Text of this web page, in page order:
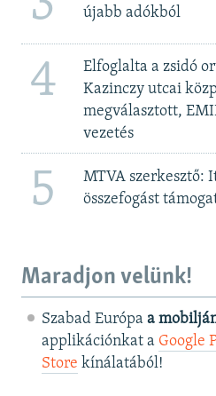
újabb adókból
4
Elfoglalta a zsidó
Kazinczy utcai
megválasztott,
vezetés
5
MTVA szerkesztő:
összefogást
Maradjon velünk!
Szabad Európa a
applikációnkat a Google
Store kínálatából!